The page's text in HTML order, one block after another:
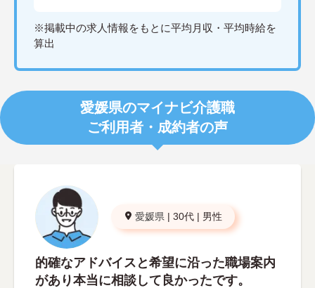
※掲載中の求人情報をもとに平均月収・平均時給を
算出
愛媛県のマイナビ介護職
ご利用者・成約者の声
愛媛県 | 30代 | 男性
的確なアドバイスと希望に沿った職場案内
があり本当に相談して良かったです。